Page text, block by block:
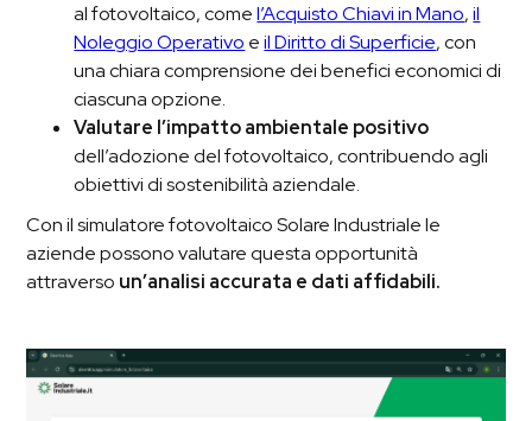
al fotovoltaico, comel’Acquisto Chiavi in Mano,il
Noleggio Operativo eil Diritto di Superficie, con
una chiara comprensione dei benefici economici di
ciascuna opzione.
Valutare l’impatto ambientale positivo
dell’adozione del fotovoltaico, contribuendo agli
obiettivi di sostenibilità aziendale.
Con il simulatore fotovoltaico Solare Industriale le
aziende possono valutare questa opportunità
attraverso un’analisi accurata e dati affidabili.